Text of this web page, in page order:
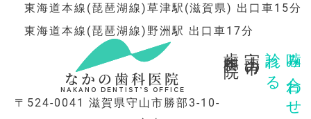
東海道本線(琵琶湖線)草津駅(滋賀県) 出口車15分
東海道本線(琵琶湖線)野洲駅 出口車17分
なかの歯科医院
NAKANO DENTIST’S OFFICE
〒524-0041 滋賀県守山市勝部3-10-
噛み合わせを
診れる
守山市の